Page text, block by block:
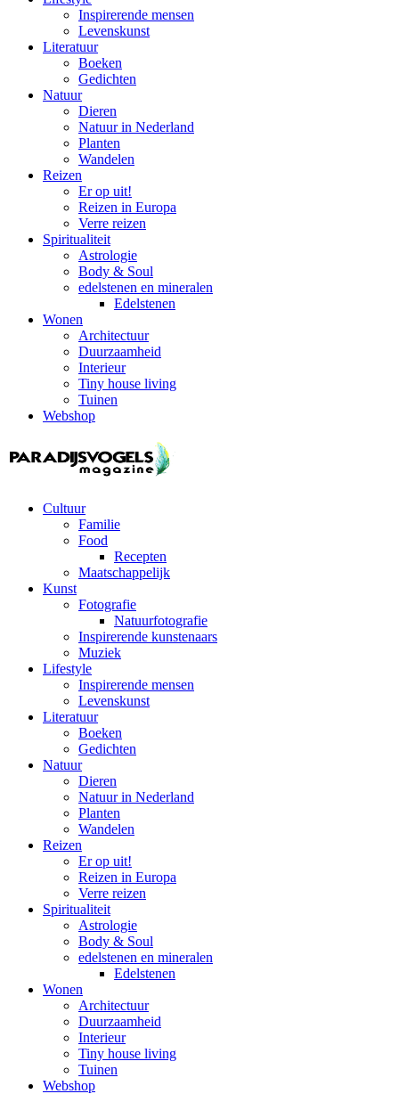
Inspirerende mensen
Levenskunst
Literatuur
Boeken
Gedichten
Natuur
Dieren
Natuur in Nederland
Planten
Wandelen
Reizen
Er op uit!
Reizen in Europa
Verre reizen
Spiritualiteit
Astrologie
Body & Soul
edelstenen en mineralen
Edelstenen
Wonen
Architectuur
Duurzaamheid
Interieur
Tiny house living
Tuinen
Webshop
Cultuur
Familie
Food
Recepten
Maatschappelijk
Kunst
Fotografie
Natuurfotografie
Inspirerende kunstenaars
Muziek
Lifestyle
Inspirerende mensen
Levenskunst
Literatuur
Boeken
Gedichten
Natuur
Dieren
Natuur in Nederland
Planten
Wandelen
Reizen
Er op uit!
Reizen in Europa
Verre reizen
Spiritualiteit
Astrologie
Body & Soul
edelstenen en mineralen
Edelstenen
Wonen
Architectuur
Duurzaamheid
Interieur
Tiny house living
Tuinen
Webshop